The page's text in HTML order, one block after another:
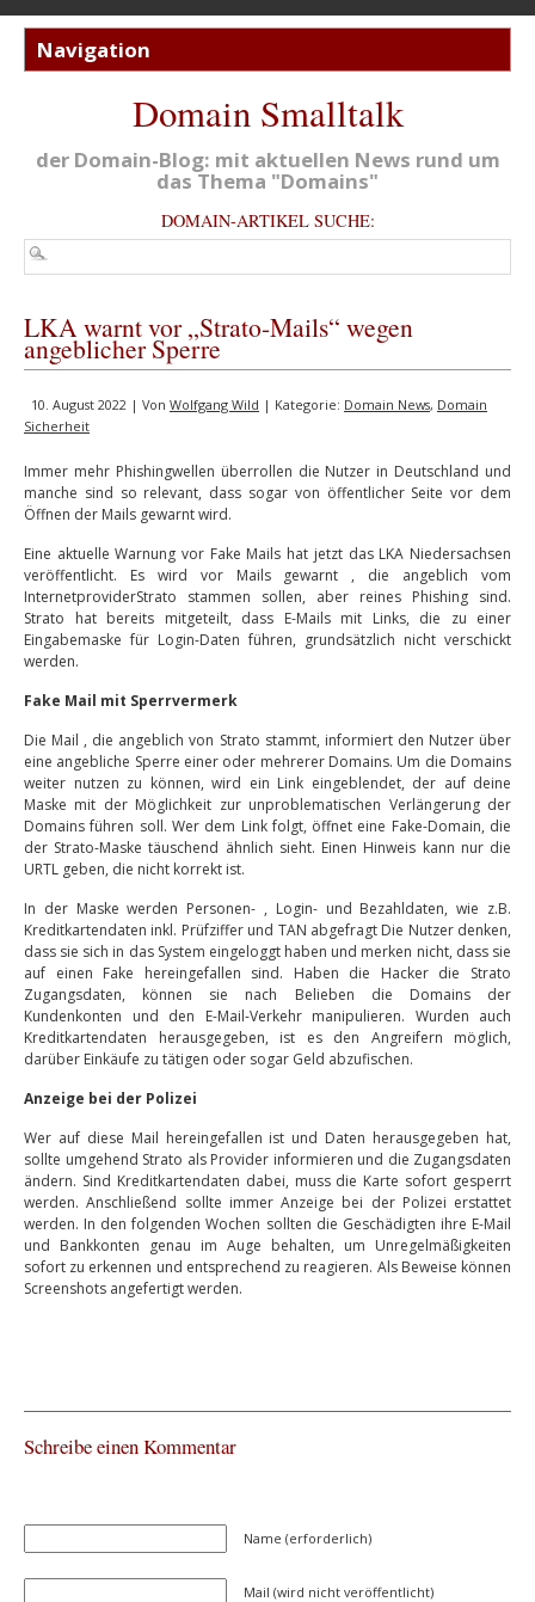
Domain Smalltalk
der Domain-Blog: mit aktuellen News rund um
das Thema "Domains"
DOMAIN-ARTIKEL SUCHE:
LKA warnt vor „Strato-Mails“ wegen
angeblicher Sperre
10. August 2022 | Von Wolfgang Wild | Kategorie: Domain News, Domain
Sicherheit
Immer mehr Phishingwellen überrollen die Nutzer in Deutschland und
manche sind so relevant, dass sogar von öffentlicher Seite vor dem
Öffnen der Mails gewarnt wird.
Eine aktuelle Warnung vor Fake Mails hat jetzt das LKA Niedersachsen
veröffentlicht. Es wird vor Mails gewarnt , die angeblich vom
InternetproviderStrato stammen sollen, aber reines Phishing sind.
Strato hat bereits mitgeteilt, dass E-Mails mit Links, die zu einer
Eingabemaske für Login-Daten führen, grundsätzlich nicht verschickt
werden.
Fake Mail mit Sperrvermerk
Die Mail , die angeblich von Strato stammt, informiert den Nutzer über
eine angebliche Sperre einer oder mehrerer Domains. Um die Domains
weiter nutzen zu können, wird ein Link eingeblendet, der auf deine
Maske mit der Möglichkeit zur unproblematischen Verlängerung der
Domains führen soll. Wer dem Link folgt, öffnet eine Fake-Domain, die
der Strato-Maske täuschend ähnlich sieht. Einen Hinweis kann nur die
URTL geben, die nicht korrekt ist.
In der Maske werden Personen- , Login- und Bezahldaten, wie z.B.
Kreditkartendaten inkl. Prüfziffer und TAN abgefragt Die Nutzer denken,
dass sie sich in das System eingeloggt haben und merken nicht, dass sie
auf einen Fake hereingefallen sind. Haben die Hacker die Strato
Zugangsdaten, können sie nach Belieben die Domains der
Kundenkonten und den E-Mail-Verkehr manipulieren. Wurden auch
Kreditkartendaten herausgegeben, ist es den Angreifern möglich,
darüber Einkäufe zu tätigen oder sogar Geld abzufischen.
Anzeige bei der Polizei
Wer auf diese Mail hereingefallen ist und Daten herausgegeben hat,
sollte umgehend Strato als Provider informieren und die Zugangsdaten
ändern. Sind Kreditkartendaten dabei, muss die Karte sofort gesperrt
werden. Anschließend sollte immer Anzeige bei der Polizei erstattet
werden. In den folgenden Wochen sollten die Geschädigten ihre E-Mail
und Bankkonten genau im Auge behalten, um Unregelmäßigkeiten
sofort zu erkennen und entsprechend zu reagieren. Als Beweise können
Screenshots angefertigt werden.
Schreibe einen Kommentar
Name (erforderlich)
Mail (wird nicht veröffentlicht)